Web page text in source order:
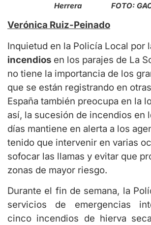
Herrera FOTO:
Verónica Ruiz-Peinado
Inquietud en la Policía Local por
incendios en los parajes de La
no tiene la importancia de los
que se están registrando en
España también preocupa en la
así, la sucesión de incendios en
días mantiene en alerta a los
tenido que intervenir en varias
sofocar las llamas y evitar que
zonas de mayor riesgo.
Durante el fin de semana, la
servicios de emergencias
cinco incendios de hierva